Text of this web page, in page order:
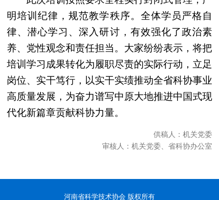
明培训纪律，规范教学秩序。全体学员严格自
律、潜心学习、深入研讨，有效强化了政治素
养、党性观念和责任担当。大家纷纷表示，将把
培训学习成果转化为履职尽责的实际行动，立足
岗位、实干笃行，以实干实绩推动全省科协事业
高质量发展，为奋力谱写中原大地推进中国式现
代化新篇章贡献科协力量。
供稿人：机关党委
审核人：机关党委、省科协办公室
河南省科学技术协会 版权所有